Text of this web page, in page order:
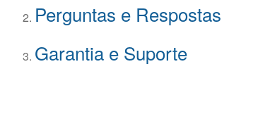
Perguntas e Respostas
Garantia e Suporte